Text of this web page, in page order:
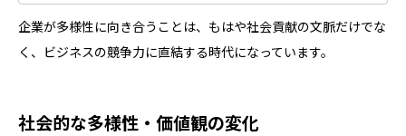
企業が多様性に向き合うことは、もはや社会貢献の文脈だけでな
く、ビジネスの競争力に直結する時代になっています。
社会的な多様性・価値観の変化